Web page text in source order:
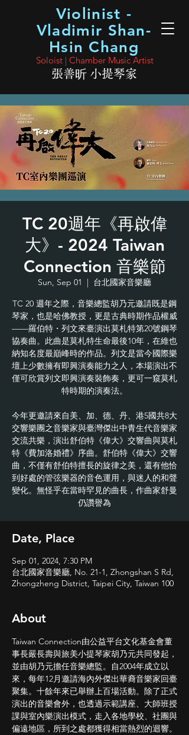
Soloist | Chamber Music Artist
張善昕 小提琴家
Violinist -
Vladimir Shan-
Hsin Chang
TC 20週年《再啟偉
大》- 2024 Taiwan
Connection 音樂節
Sun, Sep 01
  |
台北國家音樂廳
TC 20 週年之際，音樂總監胡乃元邀請既是鋼
琴家，也是哈佛教授，更是古典時期作品權威
——羅伯特・列文來臺演出莫札特第20號鋼琴
協奏曲。此曲是莫札特生命最後10年，在維也
納知名度最巔峰時的作品。列文是當今國際樂
壇上少數擁有即興演奏能力之人，本場演出不
僅可欣賞列文即興演奏裝飾奏，更可一窺莫札
特時期的演奏法。
今年更邀請來自美、加、德、丹、港5國共8大
交響樂團之音樂家與臺灣傑出中青生代音樂家
交流共樂，演出舒伯特《偉大》交響曲與莫札
特《費加洛婚禮》序曲。舒伯特《偉大》交響
曲，不僅有舒伯特擅長的旋律之美，還有他恰
到好處的管弦樂器的音色運用，與迷人的和聲
變化。無怪乎在當時罕見的曲長，作曲家舒曼
仍讚譽為
Date, Place
Sep 01, 2024, 7:30 PM
台北國家音樂廳, No. 21-1, Zhongshan S Rd,
Zhongzheng District, Taipei City, Taiwan 100
About
Taiwan Connection由公益平台文化基金會董
事長嚴長壽與旅美小提琴家胡乃元共同發起，
並由胡乃元擔任音樂總監。自2004年成立以
來，每年12月邀請海內外傑出華裔音樂家回臺
聚集。十餘年來已舉辦上百場活動。除了正式
演出的音樂會外，也透過示範講座、大師班授
課與室內樂演出模式，走入各地學校、社團與
偏遠地區，所到之處都獲得相當熱烈的迴響。